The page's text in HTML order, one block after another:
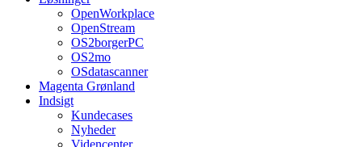
OpenWorkplace
OpenStream
OS2borgerPC
OS2mo
OSdatascanner
Magenta Grønland
Indsigt
Kundecases
Nyheder
Videncenter